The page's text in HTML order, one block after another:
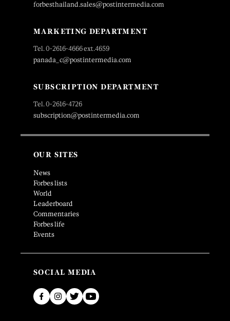
forbesthailand.sales@postintermedia.com
MARKETING DEPARTMENT
Tel. 0-2616-4666 ext.4659
panada_c@postintermedia.com
SUBSCRIPTION DEPARTMENT
Tel. 0-2616-4726
subscription@postintermedia.com
OUR SITES
News
Forbes lists
World
Leaderboard
Commentaries
Forbes life
Events
SOCIAL MEDIA